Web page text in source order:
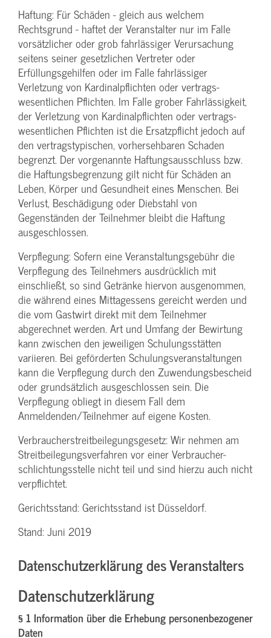
Haftung: Für Schäden - gleich aus welchem
Rechtsgrund - haftet der Veranstalter nur im Falle
vorsätzlicher oder grob fahrlässiger Verursachung
seitens seiner gesetzlichen Vertreter oder
Erfüllungsgehilfen oder im Falle fahrlässiger
Verletzung von Kardinalpflichten oder vertrags­
wesentlichen Pflichten. Im Falle grober Fahrlässigkeit,
der Verletzung von Kardinalpflichten oder vertrags­
wesentlichen Pflichten ist die Ersatzpflicht jedoch auf
den vertragstypischen, vorhersehbaren Schaden
begrenzt. Der vorgenannte Haftungs­ausschluss bzw.
die Haftungs­begrenzung gilt nicht für Schäden an
Leben, Körper und Gesundheit eines Menschen. Bei
Verlust, Beschädigung oder Diebstahl von
Gegenständen der Teilnehmer bleibt die Haftung
ausgeschlossen.
Verpflegung: Sofern eine Veranstaltungs­gebühr die
Verpflegung des Teilnehmers ausdrücklich mit
einschließt, so sind Getränke hiervon ausgenommen,
die während eines Mittagessens gereicht werden und
die vom Gastwirt direkt mit dem Teilnehmer
abgerechnet werden. Art und Umfang der Bewirtung
kann zwischen den jeweiligen Schulungsstätten
variieren. Bei geförderten Schulungs­veranstaltungen
kann die Verpflegung durch den Zuwendungs­bescheid
oder grundsätzlich ausgeschlossen sein. Die
Verpflegung obliegt in diesem Fall dem
Anmeldenden/­Teilnehmer auf eigene Kosten.
Verbraucher­streitbeilegungs­gesetz: Wir nehmen am
Streit­beilegungs­verfahren vor einer Verbraucher­
schlichtungs­stelle nicht teil und sind hierzu auch nicht
verpflichtet.
Gerichtsstand: Gerichtsstand ist Düsseldorf.
Stand: Juni 2019
Datenschutzerklärung des Veranstalters
Datenschutzerklärung
§ 1 Information über die Erhebung personenbezogener
Daten